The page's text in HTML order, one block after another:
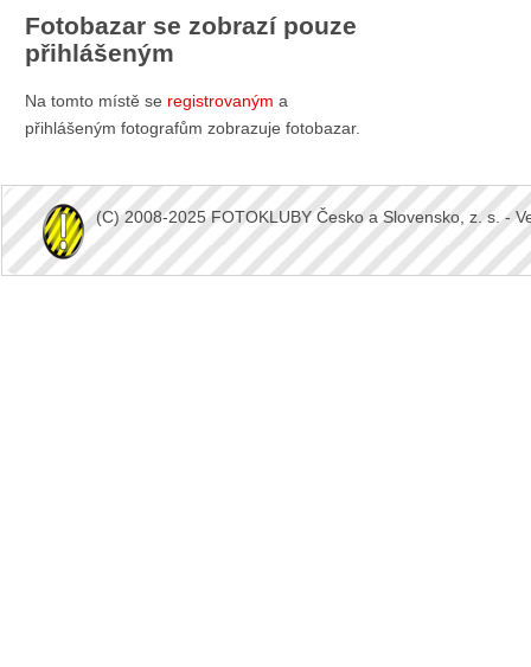
Fotobazar se zobrazí pouze
přihlášeným
Na tomto místě se registrovaným a
přihlášeným fotografům zobrazuje fotobazar.
(C) 2008-2025 FOTOKLUBY Česko a Slovensko, z. s. -